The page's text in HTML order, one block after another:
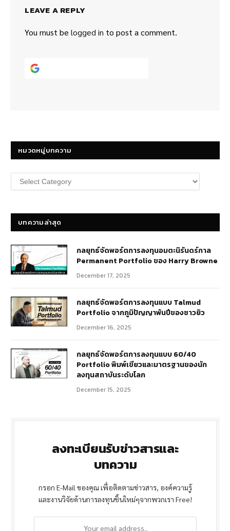
LEAVE A REPLY
You must be logged in to post a comment.
หมวดหมู่บทความ
หมวด
หมู่
บทความล่าสุด
กลยุทธ์​จัดพอร์ตการลงทุนอมตะนิรันดร์กาล
Permanent Portfolio ของ Harry Browne
December 17, 2025
กลยุทธ์จัดพอร์ตการลงทุนแบบ Talmud
Portfolio จากภูมิปัญญาพันปีของชาวยิว
December 16, 2025
กลยุทธ์จัดพอร์ตการลงทุนแบบ 60/40
Portfolio พิมพ์เขียวและมาตรฐานของนัก
ลงทุนสถาบันระดับโลก
December 15, 2025
ลงทะเบียนรับข่าวสารและ
บทความ
กรอก E-Mail ของคุณ เพื่อติดตามข่าวสาร, องค์ความรู้
และงานวิจัยด้านการลงทุนชิ้นใหม่ๆจากพวกเรา Free!